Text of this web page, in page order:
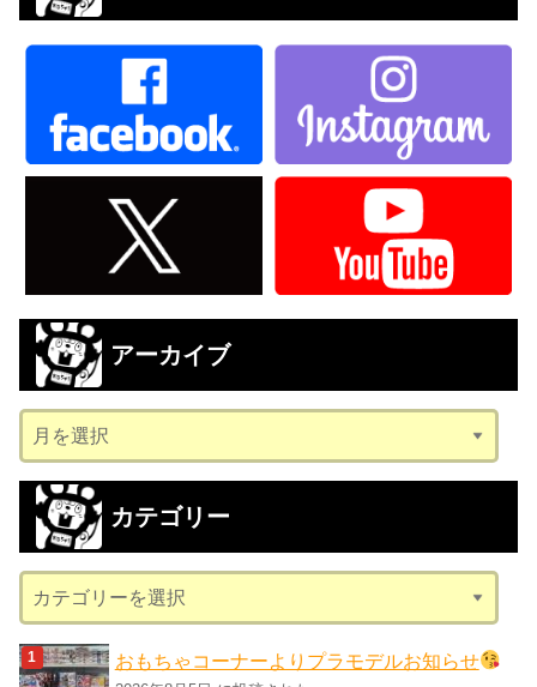
アーカイブ
ー
カ
ブ
カテゴリー
テ
ゴ
おもちゃコーナーよりプラモデルお知らせ